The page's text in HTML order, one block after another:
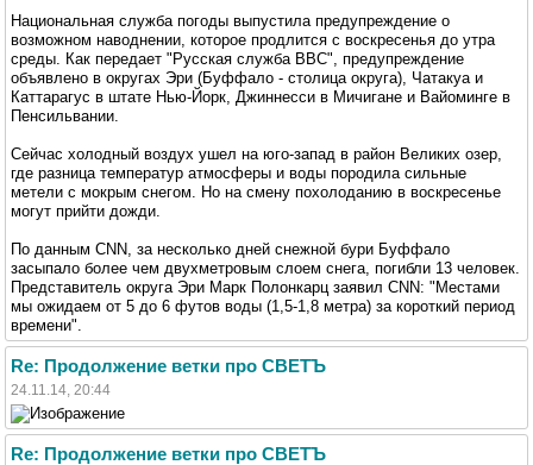
Национальная служба погоды выпустила предупреждение о
возможном наводнении, которое продлится с воскресенья до утра
среды. Как передает "Русская служба ВВС", предупреждение
объявлено в округах Эри (Буффало - столица округа), Чатакуа и
Каттарагус в штате Нью-Йорк, Джиннесси в Мичигане и Вайоминге в
Пенсильвании.
Сейчас холодный воздух ушел на юго-запад в район Великих озер,
где разница температур атмосферы и воды породила сильные
метели с мокрым снегом. Но на смену похолоданию в воскресенье
могут прийти дожди.
По данным CNN, за несколько дней снежной бури Буффало
засыпало более чем двухметровым слоем снега, погибли 13 человек.
Представитель округа Эри Марк Полонкарц заявил CNN: "Местами
мы ожидаем от 5 до 6 футов воды (1,5-1,8 метра) за короткий период
времени".
Re: Продолжение ветки про СВЕТЪ
24.11.14, 20:44
Re: Продолжение ветки про СВЕТЪ